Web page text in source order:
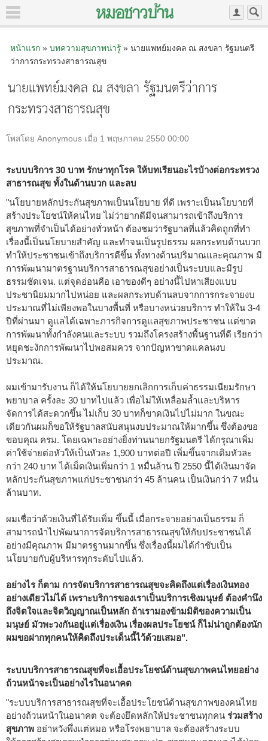
หน้าแรก» บทความสุขภาพน่ารู้» นายแพทย์มงคล ณ สงขลา รัฐมนตรี
ว่าการกระทรวงสาธารณสุข
นายแพทย์มงคล ณ สงขลา รัฐมนตรีว่าการ
กระทรวงสาธารณสุข
โพสโดย Anonymous เมื่อ 1 พฤษภาคม 2550 00:00
ระบบบริการ 30 บาท รักษาทุกโรค ให้บทเรียนอะไรบ้างต่อกระทรวง
สาธารณสุข ทั้งในด้านบวก และลบ
"นโยบายหลักประกันสุขภาพเป็นนโยบาย ที่ดี เพราะเป็นนโยบายที่
สร้างประโยชน์ให้คนไทย ไม่ว่ายากดีมีจนสามารถเข้าถึงบริการ
สุขภาพที่จำเป็นได้อย่างทั่วหน้า ต้องชมว่ารัฐบาลที่แล้วคิดถูกที่ทำ
เรื่องนี้เป็นนโยบายสำคัญ และทำจนเป็นรูปธรรม ผลกระทบด้านบวก
ทำให้ประชาชนเข้าถึงบริการดีขึ้น ทั้งทางด้านปริมาณและคุณภาพ มี
การพัฒนามาตรฐานบริการสาธารณสุขอย่างเป็นระบบและมีรูป
ธรรมชัดเจน. แต่จุดอ่อนคือ เอาของดีๆ อย่างนี้ไปหาเสียงแบบ
ประชานิยมมากไปหน่อย และผลกระทบด้านลบจากการกระจายงบ
ประมาณที่ไม่เพียงพอในบางพื้นที่ หรือบางหน่วยบริการ ทำให้ใน 3-4
ปีที่ผ่านมา ดูแลได้เฉพาะภารกิจการดูแลสุขภาพประชาชน แต่ขาด
การพัฒนาทั้งกำลังคนและระบบ รวมถึงโครงสร้างพื้นฐานที่ดี เรียกว่า
หยุดชะงักการพัฒนาไปพอสมควร จากปัญหาขาดแคลนงบ
ประมาณ.
ผมเข้ามารับงาน ก็ได้ให้นโยบายยกเลิกการเก็บค่าธรรมเนียมรักษา
พยาบาล ครั้งละ 30 บาทไปแล้ว เพื่อไม่ให้เหลื่อมล้ำและบริหาร
จัดการได้สะดวกขึ้น ไม่เก็บ 30 บาทก็ขาดเงินไปไม่มาก ในขณะ
เดียวกันผมก็ขอให้รัฐบาลสนับสนุนงบประมาณให้มากขึ้น ซึ่งต้องขอ
ขอบคุณ ครม. โดยเฉพาะอย่างยิ่งท่านนายกรัฐมนตรี ได้กรุณาเพิ่ม
ค่าใช้จ่ายต่อหัวให้เป็นหัวละ 1,900 บาทต่อปี เพิ่มขึ้นจากเดิมหัวละ
กว่า 240 บาท ได้เม็ดเงินเพิ่มกว่า 1 หมื่นล้าน ปี 2550 นี้ได้เงินมาจัด
หลักประกันสุขภาพแก่ประชาชนกว่า 45 ล้านคน เป็นเงินกว่า 7 หมื่น
ล้านบาท.
ผมเชื่อว่าด้วยเงินที่ได้รับเพิ่ม ขึ้นนี้ เมื่อกระจายอย่างเป็นธรรม ก็
สามารถนำไปพัฒนาการจัดบริการสาธารณสุขให้กับประชาชนได้
อย่างมีคุณภาพ มีมาตรฐานมากขึ้น ซึ่งเรื่องนี้ผมได้กำชับเป็น
นโยบายกับผู้บริหารทุกระดับไปแล้ว.
อย่างไร ก็ตาม การจัดบริการสาธารณสุขจะคิดถึงแต่เรื่องเงินทอง
อย่างเดียวไม่ได้ เพราะบริการของเราเป็นบริการเชิงมนุษย์ ต้องคำนึง
ถึงจิตใจและจิตวิญญาณเป็นหลัก ถ้าเรามองข้ามมิติของความเป็น
มนุษย์ มัวพะวงกันอยู่แต่เรื่องเงิน เรื่องผลประโยชน์ ก็ไม่น่าถูกต้องนัก
ผมขอฝากทุกคนให้คิดถึงประเด็นนี้ไว้ด้วยเสมอ".
ระบบบริการสาธารณสุขที่จะเอื้อประโยชน์ด้านสุขภาพคนไทยอย่าง
ถ้วนหน้าจะเป็นอย่างไรในอนาคต
"ระบบบริการสาธารณสุขที่จะเอื้อประโยชน์ด้านสุขภาพของคนไทย
อย่างถ้วนหน้าในอนาคต จะต้องยึดหลักให้ประชาชนทุกคน ร่วมสร้าง
สุขภาพ อย่าหวังพึ่งแต่หมอ หรือโรงพยาบาล จะต้องสร้างระบบ